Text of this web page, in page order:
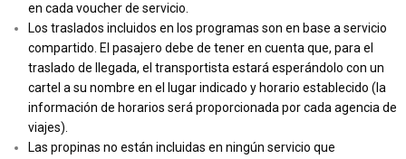
en cada voucher de servicio.
Los traslados incluidos en los programas son en base a servicio
compartido. El pasajero debe de tener en cuenta que, para el
traslado de llegada, el transportista estará esperándolo con un
cartel a su nombre en el lugar indicado y horario establecido (la
información de horarios será proporcionada por cada agencia de
viajes).
Las propinas no están incluidas en ningún servicio que